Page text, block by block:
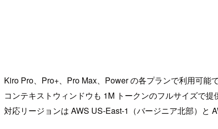
Kiro Pro、Pro+、Pro Max、Power の各プランで利用可能
コンテキストウィンドウも 1M トークンのフルサイズで提
対応リージョンは AWS US-East-1（バージニア北部）と